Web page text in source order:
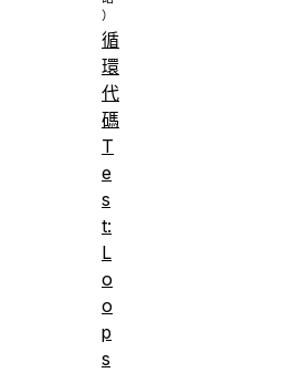
循
環
代
碼
T
e
s
t:
L
o
o
p
s